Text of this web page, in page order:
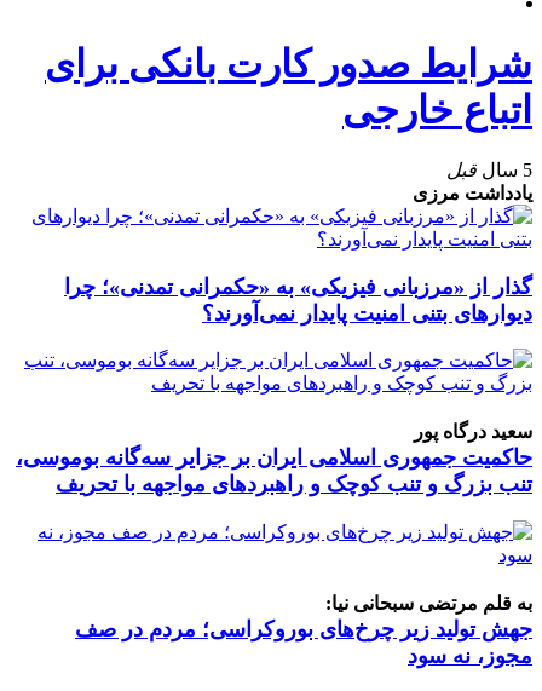
شرایط صدور کارت بانکی برای
اتباع خارجی
5 سال
قبل
یادداشت مرزی
گذار از «مرزبانی فیزیکی» به «حکمرانی تمدنی»؛ چرا
دیوارهای بتنی امنیت پایدار نمی‌آورند؟
سعید درگاه پور
حاکمیت جمهوری اسلامی ایران بر جزایر سه‌گانه بوموسی،
تنب بزرگ و‌ تنب کوچک و راهبردهای مواجهه با تحریف
به قلم مرتضی سبحانی نیا:
جهش تولید زیر چرخ‌های بوروکراسی؛ مردم در صف
مجوز، نه سود